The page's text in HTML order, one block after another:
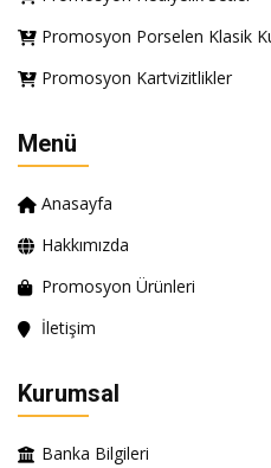
Promosyon Porselen Klasik
Promosyon Kartvizitlikler
Menü
Anasayfa
Hakkımızda
Promosyon Ürünleri
İletişim
Kurumsal
Banka Bilgileri